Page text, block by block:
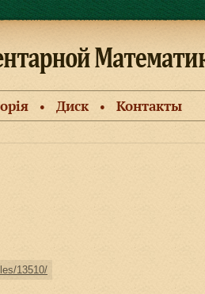
● Диск ● Контакты
13510/